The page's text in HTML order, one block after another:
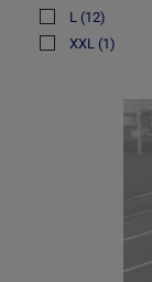
L (12)
XXL (1)